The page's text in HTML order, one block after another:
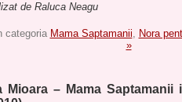
de Raluca Neagu
categoria Mama Saptamanii, Nora
»
Mioara – Mama